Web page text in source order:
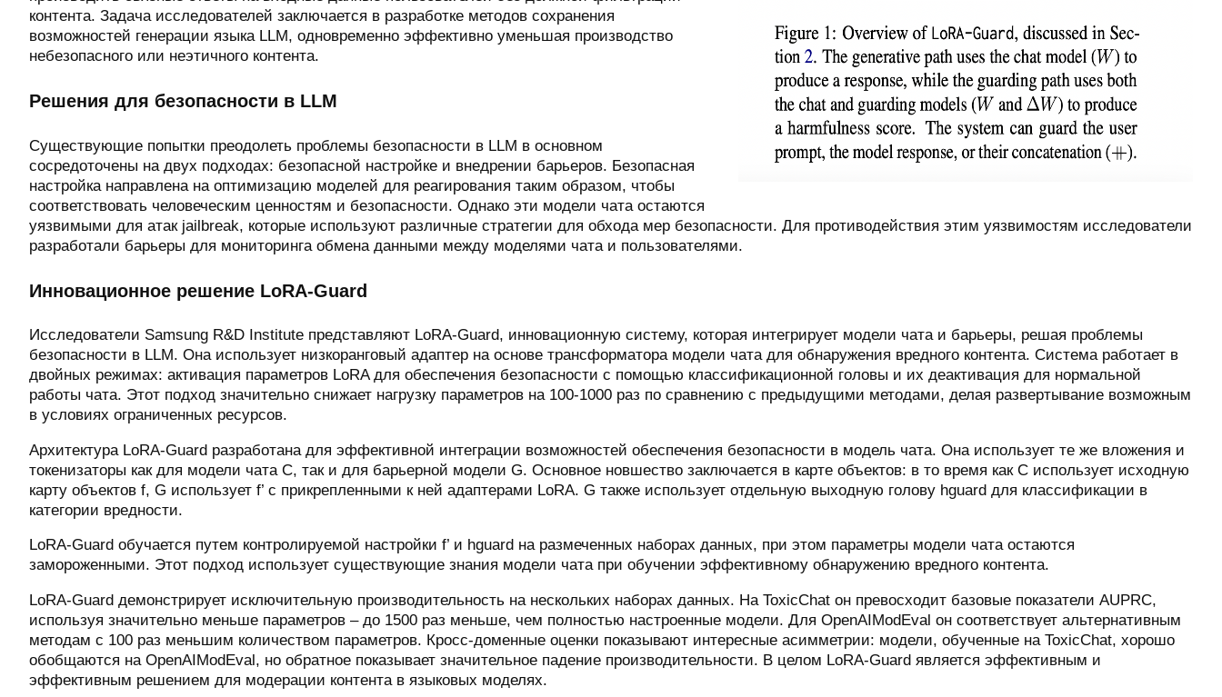
контента. Задача исследователей заключается в разработке методов сохранения
возможностей генерации языка LLM, одновременно эффективно уменьшая производство
небезопасного или неэтичного контента.
Решения для безопасности в LLM
Существующие попытки преодолеть проблемы безопасности в LLM в основном
сосредоточены на двух подходах: безопасной настройке и внедрении барьеров. Безопасная
настройка направлена на оптимизацию моделей для реагирования таким образом, чтобы
соответствовать человеческим ценностям и безопасности. Однако эти модели чата остаются
уязвимыми для атак jailbreak, которые используют различные стратегии для обхода мер безопасности. Для противодействия этим уязвимостям исследователи
разработали барьеры для мониторинга обмена данными между моделями чата и пользователями.
Инновационное решение LoRA-Guard
Исследователи Samsung R&D Institute представляют LoRA-Guard, инновационную систему, которая интегрирует модели чата и барьеры, решая проблемы
безопасности в LLM. Она использует низкоранговый адаптер на основе трансформатора модели чата для обнаружения вредного контента. Система работает в
двойных режимах: активация параметров LoRA для обеспечения безопасности с помощью классификационной головы и их деактивация для нормальной
работы чата. Этот подход значительно снижает нагрузку параметров на 100-1000 раз по сравнению с предыдущими методами, делая развертывание возможным
в условиях ограниченных ресурсов.
Архитектура LoRA-Guard разработана для эффективной интеграции возможностей обеспечения безопасности в модель чата. Она использует те же вложения и
токенизаторы как для модели чата C, так и для барьерной модели G. Основное новшество заключается в карте объектов: в то время как C использует исходную
карту объектов f, G использует f’ с прикрепленными к ней адаптерами LoRA. G также использует отдельную выходную голову hguard для классификации в
категории вредности.
LoRA-Guard обучается путем контролируемой настройки f’ и hguard на размеченных наборах данных, при этом параметры модели чата остаются
замороженными. Этот подход использует существующие знания модели чата при обучении эффективному обнаружению вредного контента.
LoRA-Guard демонстрирует исключительную производительность на нескольких наборах данных. На ToxicChat он превосходит базовые показатели AUPRC,
используя значительно меньше параметров – до 1500 раз меньше, чем полностью настроенные модели. Для OpenAIModEval он соответствует альтернативным
методам с 100 раз меньшим количеством параметров. Кросс-доменные оценки показывают интересные асимметрии: модели, обученные на ToxicChat, хорошо
обобщаются на OpenAIModEval, но обратное показывает значительное падение производительности. В целом LoRA-Guard является эффективным и
эффективным решением для модерации контента в языковых моделях.